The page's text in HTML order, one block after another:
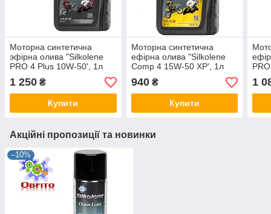
Моторна синтетична
эфірна олива "Silkolene
PRO 4 Plus 10W-50', 1л
1 250 ₴
Купити
Моторна синтетична
ефірна олива "Silkolene
Comp 4 15W-50 XP', 1л
940₴
Купити
1
Акційні пропозиції та новинки
–10%